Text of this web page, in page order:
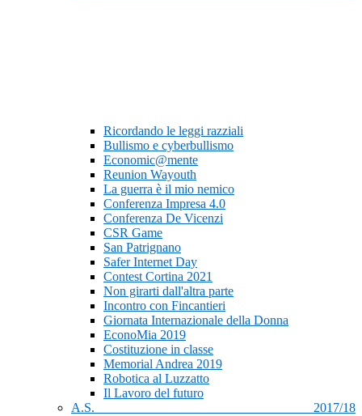
Ricordando le leggi razziali
Bullismo e cyberbullismo
Economic@mente
Reunion Wayouth
La guerra è il mio nemico
Conferenza Impresa 4.0
Conferenza De Vicenzi
CSR Game
San Patrignano
Safer Internet Day
Contest Cortina 2021
Non girarti dall'altra parte
Incontro con Fincantieri
Giornata Internazionale della Donna
EconoMia 2019
Costituzione in classe
Memorial Andrea 2019
Robotica al Luzzatto
Il Lavoro del futuro
A.S. 2017/18